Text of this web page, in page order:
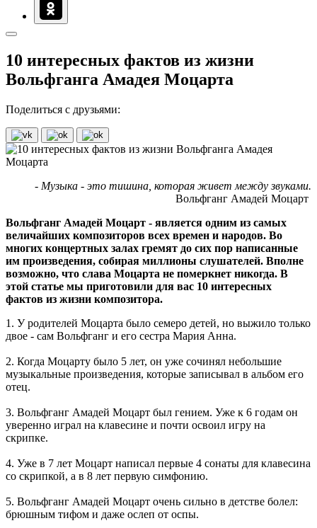
10 интересных фактов из жизни
Вольфганга Амадея Моцарта
Поделиться с друзьями:
- Музыка - это тишина, которая живет между звуками.
Вольфганг Амадей Моцарт
Вольфганг Амадей Моцарт - является одним из самых
величайших композиторов всех времен и народов. Во
многих концертных залах гремят до сих пор написанные
им произведения, собирая миллионы слушателей. Вполне
возможно, что слава Моцарта не померкнет никогда. В
этой статье мы приготовили для вас 10 интересных
фактов из жизни композитора.
1. У родителей Моцарта было семеро детей, но выжило только
двое - сам Вольфганг и его сестра Мария Анна.
2. Когда Моцарту было 5 лет, он уже сочинял небольшие
музыкальные произведения, которые записывал в альбом его
отец.
3. Вольфганг Амадей Моцарт был гением. Уже к 6 годам он
уверенно играл на клавесине и почти освоил игру на
скрипке.
4. Уже в 7 лет Моцарт написал первые 4 сонаты для клавесина
со скрипкой, а в 8 лет первую симфонию.
5. Вольфганг Амадей Моцарт очень сильно в детстве болел:
брюшным тифом и даже ослеп от оспы.